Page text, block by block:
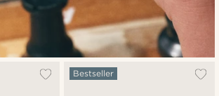
Bestseller